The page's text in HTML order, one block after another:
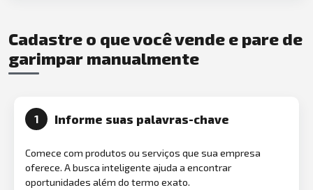
Cadastre o que você vende e pare de
garimpar manualmente
1 Informe suas palavras-chave
Comece com produtos ou serviços que sua empresa
oferece. A busca inteligente ajuda a encontrar
oportunidades além do termo exato.